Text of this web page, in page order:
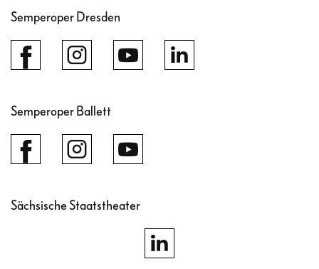
Semperoper Dresden
Semperoper Ballett
Sächsische Staatstheater